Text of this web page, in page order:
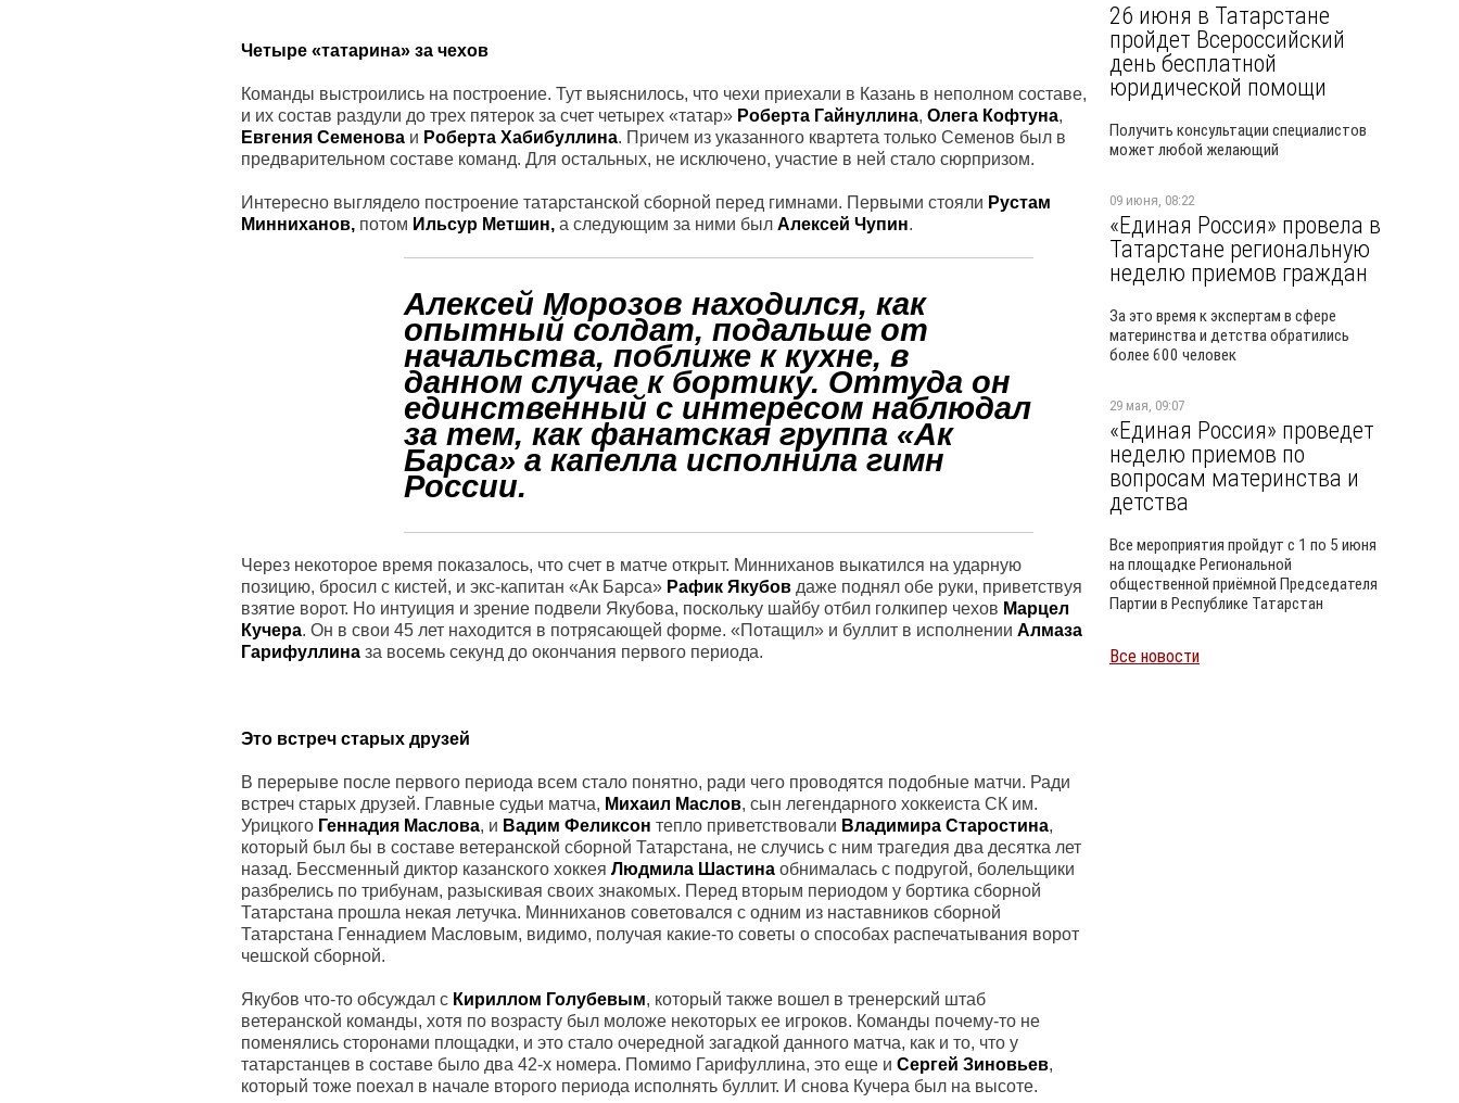
Четыре «татарина» за чехов
Команды выстроились на построение. Тут выяснилось, что чехи приехали в Казань в неполном составе,
и их состав раздули до трех пятерок за счет четырех «татар» Роберта Гайнуллина, Олега Кофтуна,
Евгения Семенова и Роберта Хабибуллина. Причем из указанного квартета только Семенов был в
предварительном составе команд. Для остальных, не исключено, участие в ней стало сюрпризом.
Интересно выглядело построение татарстанской сборной перед гимнами. Первыми стояли Рустам
Минниханов, потом Ильсур Метшин, а следующим за ними был Алексей Чупин.
Алексей Морозов находился, как
опытный солдат, подальше от
начальства, поближе к кухне, в
данном случае к бортику. Оттуда он
единственный с интересом наблюдал
за тем, как фанатская группа «Ак
Барса» а капелла исполнила гимн
России.
Через некоторое время показалось, что счет в матче открыт. Минниханов выкатился на ударную
позицию, бросил с кистей, и экс-капитан «Ак Барса» Рафик Якубов даже поднял обе руки, приветствуя
взятие ворот. Но интуиция и зрение подвели Якубова, поскольку шайбу отбил голкипер чехов Марцел
Кучера. Он в свои 45 лет находится в потрясающей форме. «Потащил» и буллит в исполнении Алмаза
Гарифуллина за восемь секунд до окончания первого периода.
Это встреч старых друзей
В перерыве после первого периода всем стало понятно, ради чего проводятся подобные матчи. Ради
встреч старых друзей. Главные судьи матча, Михаил Маслов, сын легендарного хоккеиста СК им.
Урицкого Геннадия Маслова, и Вадим Феликсон тепло приветствовали Владимира Старостина,
который был бы в составе ветеранской сборной Татарстана, не случись с ним трагедия два десятка лет
назад. Бессменный диктор казанского хоккея Людмила Шастина обнималась с подругой, болельщики
разбрелись по трибунам, разыскивая своих знакомых. Перед вторым периодом у бортика сборной
Татарстана прошла некая летучка. Минниханов советовался с одним из наставников сборной
Татарстана Геннадием Масловым, видимо, получая какие-то советы о способах распечатывания ворот
чешской сборной.
Якубов что-то обсуждал с Кириллом Голубевым, который также вошел в тренерский штаб
ветеранской команды, хотя по возрасту был моложе некоторых ее игроков. Команды почему-то не
поменялись сторонами площадки, и это стало очередной загадкой данного матча, как и то, что у
татарстанцев в составе было два 42-х номера. Помимо Гарифуллина, это еще и Сергей Зиновьев,
который тоже поехал в начале второго периода исполнять буллит. И снова Кучера был на высоте.
26 июня в Татарстане
пройдет Всероссийский
день бесплатной
юридической помощи
Получить консультации специалистов
может любой желающий
09 июня, 08:22
«Единая Россия» провела в
Татарстане региональную
неделю приемов граждан
За это время к экспертам в сфере
материнства и детства обратились
более 600 человек
29 мая, 09:07
«Единая Россия» проведет
неделю приемов по
вопросам материнства и
детства
Все мероприятия пройдут с 1 по 5 июня
на площадке Региональной
общественной приёмной Председателя
Партии в Республике Татарстан
Все новости